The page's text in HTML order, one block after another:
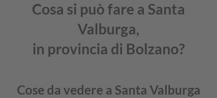
Cosa si può fare a Santa
Valburga,
in provincia di Bolzano?
Cose da vedere a Santa Valburga